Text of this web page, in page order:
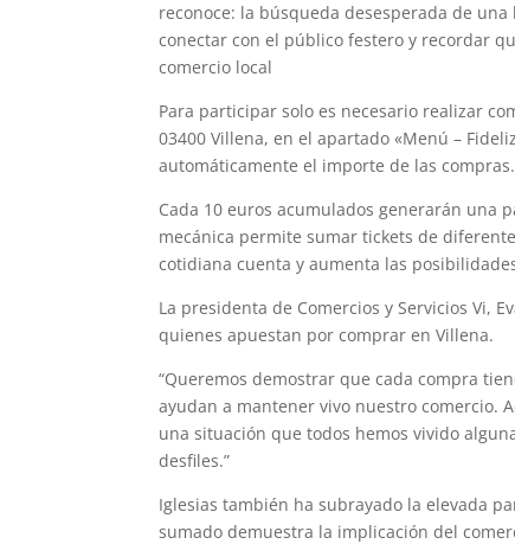
reconoce: la búsqueda desesperada de
conectar con el público festero y recordar
comercio local
Para participar solo es necesario realizar
03400 Villena, en el apartado «Menú –
automáticamente el importe de las compras.
Cada 10 euros acumulados generarán una
mecánica permite sumar tickets de
cotidiana cuenta y aumenta las
La presidenta de Comercios y Servicios Vi,
quienes apuestan por comprar en Villena.
“Queremos demostrar que cada compra
ayudan a mantener vivo nuestro comercio.
una situación que todos hemos vivido
desfiles.”
Iglesias también ha subrayado la elevada
sumado demuestra la implicación del